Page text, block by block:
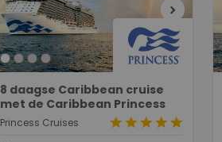
chevron_right
8 daagse Caribbean cruise
met de Caribbean Princess
Princess Cruises starstarstarstarstar